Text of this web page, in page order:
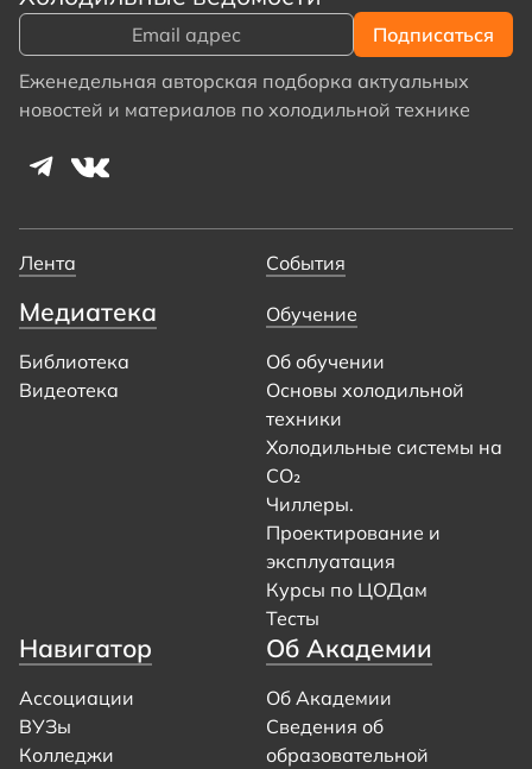
Еженедельная авторская подборка актуальных
новостей и материалов по холодильной технике
Лента События
Медиатека
Библиотека
Видеотека
Обучение
Об обучении
Основы холодильной
техники
Холодильные системы на
CO₂
Чиллеры.
Проектирование и
эксплуатация
Курсы по ЦОДам
Тесты
Навигатор
Ассоциации
ВУЗы
Колледжи
Об Академии
Об Академии
Сведения об
образовательной